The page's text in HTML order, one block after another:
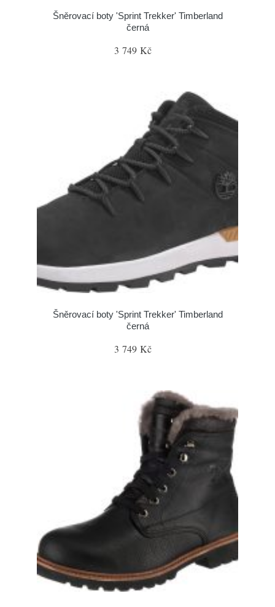
Šněrovací boty 'Sprint Trekker' Timberland
černá
3 749 Kč
Šněrovací boty 'Sprint Trekker' Timberland
černá
3 749 Kč